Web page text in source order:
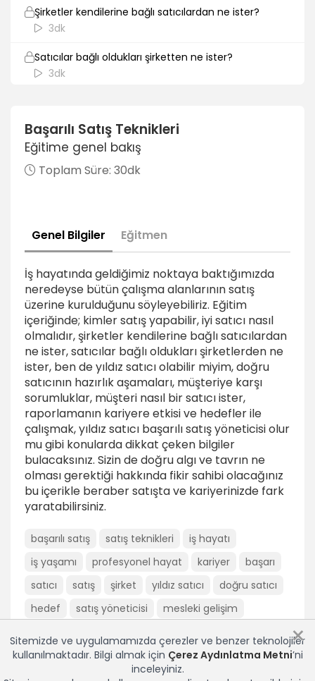
Şirketler kendilerine bağlı satıcılardan ne ister?
3dk
Satıcılar bağlı oldukları şirketten ne ister?
3dk
Doğru satıcının hazırlık aşamaları
2dk
İstatistik ve raporların kariyerinize etkisi
2dk
Her yıldız satıcı başarılı satış yöneticisi olur mu?
2dk
Başarılı Satış Teknikleri
Eğitime genel bakış
Toplam Süre: 30dk
Genel Bilgiler Eğitmen
İş hayatında geldiğimiz noktaya baktığımızda
neredeyse bütün çalışma alanlarının satış
üzerine kurulduğunu söyleyebiliriz. Eğitim
içeriğinde; kimler satış yapabilir, iyi satıcı nasıl
olmalıdır, şirketler kendilerine bağlı satıcılardan
ne ister, satıcılar bağlı oldukları şirketlerden ne
ister, ben de yıldız satıcı olabilir miyim, doğru
satıcının hazırlık aşamaları, müşteriye karşı
sorumluklar, müşteri nasıl bir satıcı ister,
raporlamanın kariyere etkisi ve hedefler ile
çalışmak, yıldız satıcı başarılı satış yöneticisi olur
mu gibi konularda dikkat çeken bilgiler
bulacaksınız. Sizin de doğru algı ve tavrın ne
olması gerektiği hakkında fikir sahibi olacağınız
bu içerikle beraber satışta ve kariyerinizde fark
yaratabilirsiniz.
başarılı satış satış teknikleri
iş hayatı
iş yaşamı
profesyonel hayat kariyer
başarı
satıcı
satış şirket yıldız satıcı
doğru satıcı
hedef
satış yöneticisi mesleki gelişim
×
Sitemizde ve uygulamamızda çerezler ve benzer teknolojiler
kullanılmaktadır. Bilgi almak için Çerez Aydınlatma Metni’ni
inceleyiniz.